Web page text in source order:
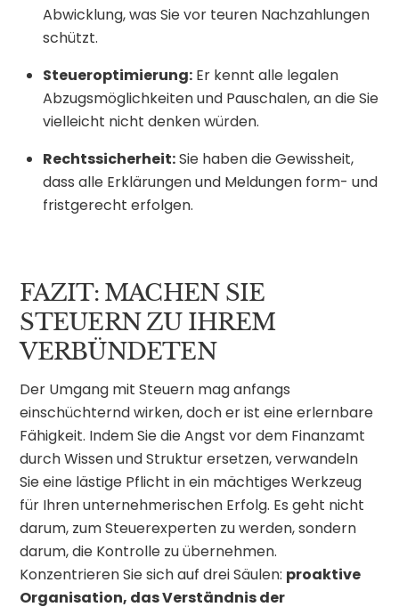
Abwicklung, was Sie vor teuren Nachzahlungen
schützt.
Steueroptimierung: Er kennt alle legalen
Abzugsmöglichkeiten und Pauschalen, an die Sie
vielleicht nicht denken würden.
Rechtssicherheit:Sie haben die Gewissheit,
dass alle Erklärungen und Meldungen form- und
fristgerecht erfolgen.
FAZIT: MACHEN SIE
STEUERN ZU IHREM
VERBÜNDETEN
Der Umgang mit Steuern mag anfangs
einschüchternd wirken, doch er ist eine erlernbare
Fähigkeit. Indem Sie die Angst vor dem Finanzamt
durch Wissen und Struktur ersetzen, verwandeln
Sie eine lästige Pflicht in ein mächtiges Werkzeug
für Ihren unternehmerischen Erfolg. Es geht nicht
darum, zum Steuerexperten zu werden, sondern
darum, die Kontrolle zu übernehmen.
Konzentrieren Sie sich auf drei Säulen: proaktive
Organisation, das Verständnis der